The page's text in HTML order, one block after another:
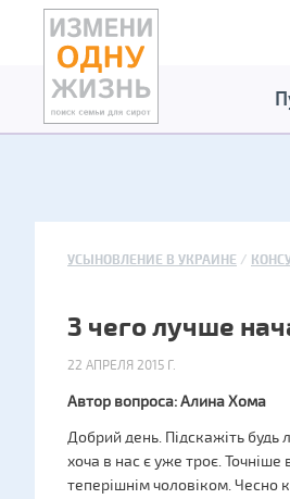
УСЫНОВЛЕНИЕ В УКРАИНЕ
З чего лучше
22 АПРЕЛЯ 2015 Г.
Автор вопроса: Алина Хома
Добрий день. Підскажіть будь
хоча в нас є уже троє. Точніше
теперішнім чоловіком. Чесно